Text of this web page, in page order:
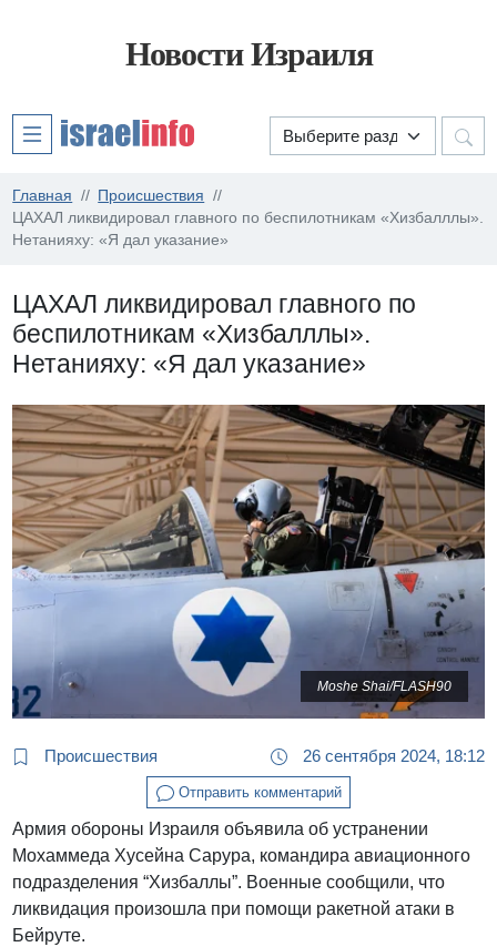
Новости Израиля
Главная
Происшествия
ЦАХАЛ ликвидировал главного по беспилотникам «Хизбалллы».
Нетанияху: «Я дал указание»
ЦАХАЛ ликвидировал главного по
беспилотникам «Хизбалллы».
Нетанияху: «Я дал указание»
Moshe Shai/FLASH90
Происшествия 26 сентября 2024, 18:12
Отправить комментарий
Армия обороны Израиля объявила об устранении
Мохаммеда Хусейна Сарура, командира авиационного
подразделения “Хизбаллы”. Военные сообщили, что
ликвидация произошла при помощи ракетной атаки в
Бейруте.